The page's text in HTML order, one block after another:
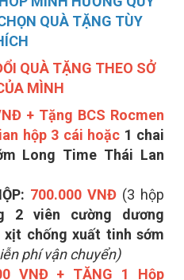
QUÀ TẶNG TÙY
QUÀ TẶNG THEO SỞ
MÌNH
+ Tặng BCS Rocmen
hộp 3 cái hoặc 1 chai
Long Time Thái Lan
700.000 VNĐ (3 hộp
2 viên cường dương
xịt chống xuất tinh sớm
phí vận chuyển)
VNĐ + TẶNG 1 Hộp